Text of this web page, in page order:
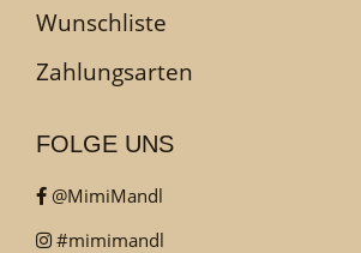
Wunschliste
Zahlungsarten
FOLGE UNS
@MimiMandl
#mimimandl